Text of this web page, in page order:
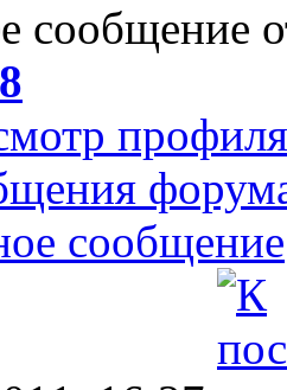
сообщение
профиля
сообщение